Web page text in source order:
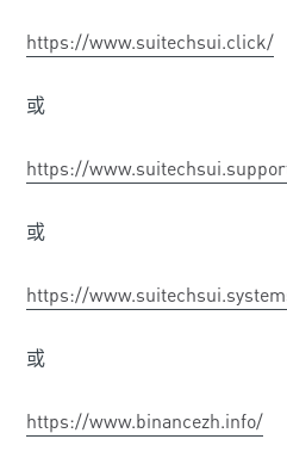
https://www.suitechsui.click/
或
https://
或
https://
或
https://www.binancezh.info/